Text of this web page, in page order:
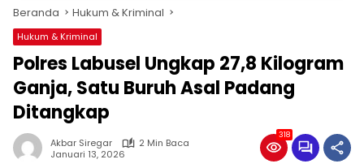
Beranda Hukum & Kriminal
Hukum & Kriminal
Polres Labusel Ungkap 27,8 Kilogram
Ganja, Satu Buruh Asal Padang
Ditangkap
Akbar Siregar
2 Min Baca
Januari 13, 2026
318